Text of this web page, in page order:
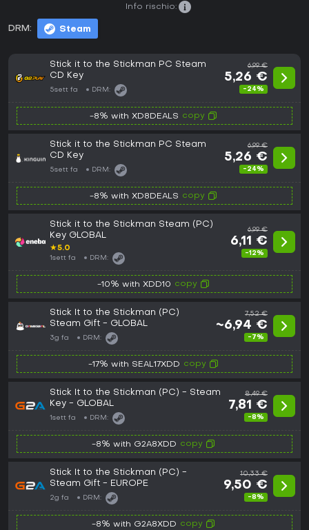
DRM: Steam
Info rischio:
Stick it to the Stickman PC Steam
CD Key
5sett fa DRM:
6,99 €
5,26 €
-24%
-8% with XD8DEALS copy
Stick it to the Stickman PC Steam
CD Key
5sett fa DRM:
6,99 €
5,26 €
-24%
-8% with XD8DEALS copy
Stick it to the Stickman Steam (PC)
Key GLOBAL
★5.0
1sett fa DRM:
6,99 €
6,11 €
-12%
-10% with XDD10 copy
Stick It to the Stickman (PC)
Steam Gift - GLOBAL
3g fa DRM:
7,52 €
~6,94 €
-7%
-17% with SEAL17XDD copy
Stick It to the Stickman (PC) - Steam
Key - GLOBAL
1sett fa DRM:
8,49 €
7,81 €
-8%
-8% with G2A8XDD copy
Stick It to the Stickman (PC) -
Steam Gift - EUROPE
2g fa DRM:
10,33 €
9,50 €
-8%
-8% with G2A8XDD copy